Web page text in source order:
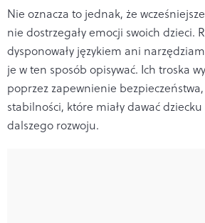
Nie oznacza to jednak, że
nie dostrzegały emocji swoich dzieci.
dysponowały językiem ani
je w ten sposób opisywać. Ich troska
poprzez zapewnienie
stabilności, które miały dawać
dalszego rozwoju.